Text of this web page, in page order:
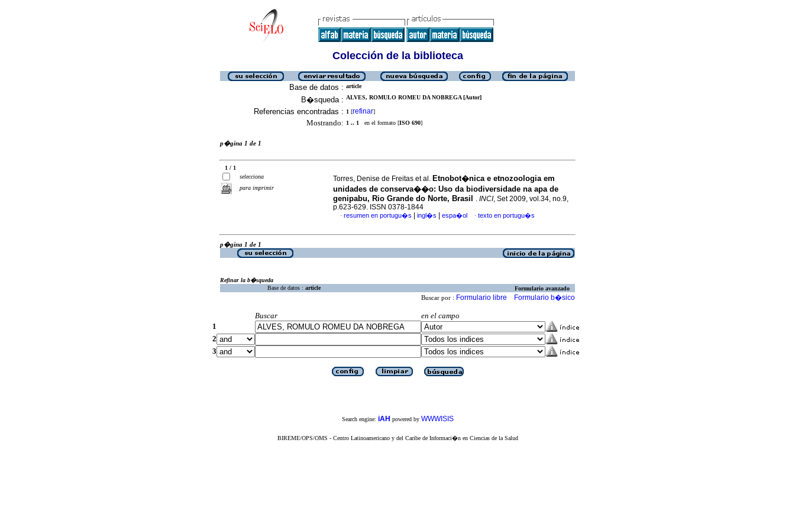
Colección de la biblioteca
Base de datos : article
B�squeda : ALVES, ROMULO ROMEU DA NOBREGA [Autor]
Referencias encontradas : 1 [refinar]
Mostrando: 1 .. 1 en el formato [ISO 690]
p�gina 1 de 1
1 / 1
selecciona
para imprimir
Torres, Denise de Freitas et al. Etnobot�nica e etnozoologia em
unidades de conserva��o: Uso da biodiversidade na apa de
genipabu, Rio Grande do Norte, Brasil
. INCI, Set 2009, vol.34, no.9,
p.623-629. ISSN 0378-1844
· resumen en portugu�s ingl�s espa�ol · texto en portugu�s
p�gina 1 de 1
Refinar la b�squeda
Base de datos : article Formulario avanzado
Buscar por : Formulario libre Formulario b�sico
Buscar
en el campo
1
2
3
Search engine: iAH powered by WWWISIS
BIREME/OPS/OMS - Centro Latinoamericano y del Caribe de Informaci�n en Ciencias de la Salud